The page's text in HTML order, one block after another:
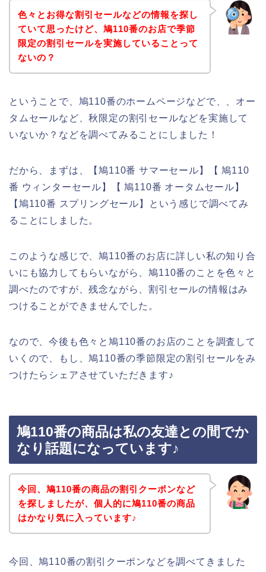
色々とお得な割引セールなどの情報を探し
ていて思ったけど、鳩110番のお店で季節
限定の割引セールを実施していることって
ないの？
ということで、鳩110番のホームページなどで、、オー
タムセールなど、秋限定の割引セールなどを実施して
いないか？などを調べてみることにしました！
だから、まずは、【鳩110番 サマーセール】【 鳩110
番 ウィンターセール】【 鳩110番 オータムセール】
【鳩110番 スプリングセール】という感じで調べてみ
ることにしました。
このような感じで、鳩110番のお店に詳しい私の知り合
いにも協力してもらいながら、鳩110番のことを色々と
調べたのですが、残念ながら、割引セールの情報はみ
つけることができませんでした。
なので、今後も色々と鳩110番のお店のことを調査して
いくので、もし、鳩110番の季節限定の割引セールをみ
つけたらシェアさせていただきます♪
鳩110番の商品は私の友達との間でか
なり話題になっています♪
今回、鳩110番の商品の割引クーポンなど
を探しましたが、個人的に鳩110番の商品
はかなり気に入っています♪
今回、鳩110番の割引クーポンなどを調べてきました